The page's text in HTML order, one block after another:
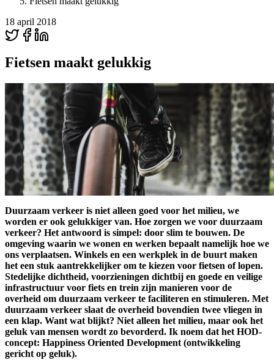
18 april 2018
Fietsen maakt gelukkig
Duurzaam verkeer is niet alleen goed voor het milieu, we
worden er ook gelukkiger van. Hoe zorgen we voor duurzaam
verkeer? Het antwoord is simpel: door slim te bouwen. De
omgeving waarin we wonen en werken bepaalt namelijk hoe we
ons verplaatsen. Winkels en een werkplek in de buurt maken
het een stuk aantrekkelijker om te kiezen voor fietsen of lopen.
Stedelijke dichtheid, voorzieningen dichtbij en goede en veilige
infrastructuur voor fiets en trein zijn manieren voor de
overheid om duurzaam verkeer te faciliteren en stimuleren. Met
duurzaam verkeer slaat de overheid bovendien twee vliegen in
een klap. Want wat blijkt? Niet alleen het milieu, maar ook het
geluk van mensen wordt zo bevorderd. Ik noem dat het HOD-
concept: Happiness Oriented Development (ontwikkeling
gericht op geluk).